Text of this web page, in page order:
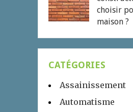
choisir
maison ?
CATÉGORIES
Assainissement
Automatisme